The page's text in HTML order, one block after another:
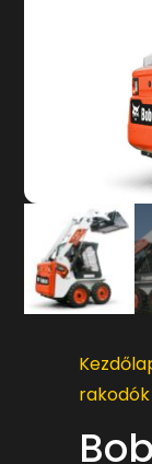
rakodók